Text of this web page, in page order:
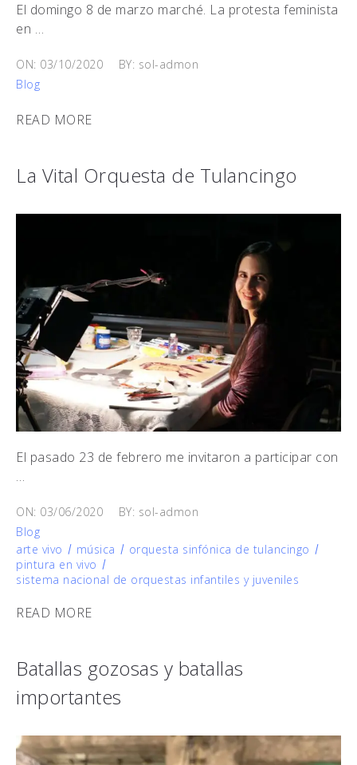
El domingo 8 de marzo marché. La protesta feminista
en …
ON: 03/10/2020
BY: sol-admon
Blog
READ MORE
La Vital Orquesta de Tulancingo
El pasado 23 de febrero me invitaron a participar con
…
ON: 03/06/2020
BY: sol-admon
Blog
arte vivo
música
orquesta sinfónica de tulancingo
pintura en vivo
sistema nacional de orquestas infantiles y juveniles
READ MORE
Batallas gozosas y batallas
importantes